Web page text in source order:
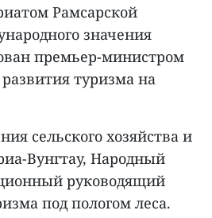
Рамсарской
значения
премьер-министром
туризма на
сельского хозяйства и
Вунгтау, Народный
руководящий
под пологом леса.